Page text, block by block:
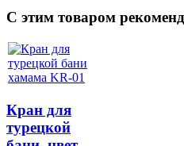
C этим товаром
Кран для
турецкой